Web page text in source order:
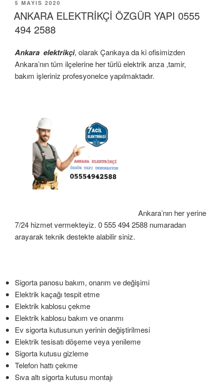
YAYIM
TARIHI
5 MAYIS 2020
ANKARA ELEKTRİKÇİ ÖZGÜR YAPI 0555
494 2588
Ankara elektrikçi, olarak Çankaya da ki ofisimizden
Ankara’nın tüm ilçelerine her türlü elektrik arıza ,tamir,
bakım işleriniz profesyonelce yapılmaktadır.
Ankara’nın her yerine
7/24 hizmet vermekteyiz. 0 555 494 2588 numaradan
arayarak teknik destekte alabilir siniz.
Sigorta panosu bakım, onarım ve değişimi
Elektrik kaçağı tespit etme
Elektrik kablosu çekme
Elektrik kablosu bakım ve onarımı
Ev sigorta kutusunun yerinin değiştirilmesi
Elektrik tesisatı döşeme veya yenileme
Sigorta kutusu gizleme
Telefon hattı çekme
Sıva altı sigorta kutusu montajı